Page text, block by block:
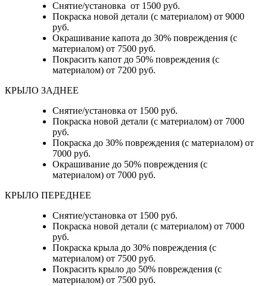
Снятие/установка от 1500 руб.
Покраска новой детали (с материалом) от 9000
руб.
Окрашивание капота до 30% повреждения (с
материалом) от 7500 руб.
Покрасить капот до 50% повреждения (с
материалом) от 7200 руб.
КРЫЛО ЗАДНЕЕ
Снятие/установка от 1500 руб.
Покраска новой детали (с материалом) от 7000
руб.
Покраска до 30% повреждения (с материалом) от
7000 руб.
Окрашивание до 50% повреждения (с
материалом) от 7000 руб.
КРЫЛО ПЕРЕДНЕЕ
Снятие/установка от 1500 руб.
Покраска новой детали (с материалом) от 7000
руб.
Покраска крыла до 30% повреждения (с
материалом) от 7500 руб.
Покрасить крыло до 50% повреждения (с
материалом) от 7500 руб.